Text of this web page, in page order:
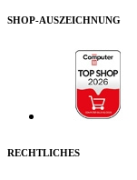
SHOP-AUSZEICHNUNG
RECHTLICHES